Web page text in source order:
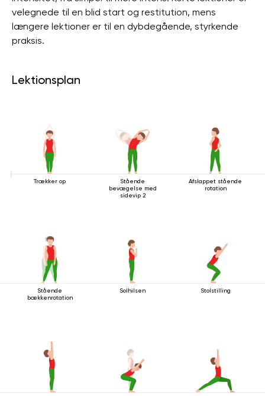
velegnede til en blid start og restitution, mens
længere lektioner er til en dybdegående, styrkende
praksis.
Lektionsplan
Trækker op
Stående
bevægelse med
sidevip 2
Afslappet stående
rotation
Stående
bækkenrotation
Solhilsen Stolstilling